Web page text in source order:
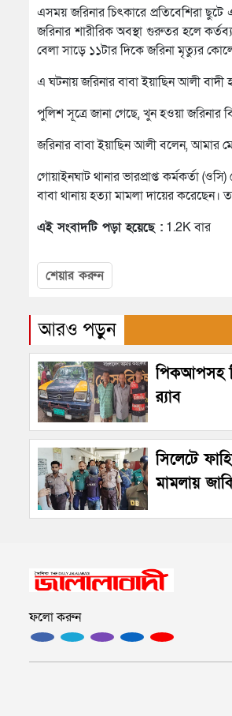
এসময় জরিনার চিৎকারে প্রতিবেশিরা
জরিনার শারীরিক অবস্থা গুরুতর হলে
বেলা সাড়ে ১১টার দিকে জরিনা মৃত্যুর
এ ঘটনায় জরিনার বাবা ইয়াছিন আলী বাদী
পুলিশ সূত্রে জানা গেছে, খুন হওয়া জরিনার
জরিনার বাবা ইয়াছিন আলী বলেন, আমার
গোয়াইনঘাট থানার ভারপ্রাপ্ত কর্মকর্তা
বাবা থানায় হত্যা মামলা দায়ের
এই সংবাদটি পড়া হয়েছে : 1.2K বার
শেয়ার করুন
আরও পড়ুন
পিকআপসহ
র‌্যাব
সিলেটে
মামলায়
ফলো করুন